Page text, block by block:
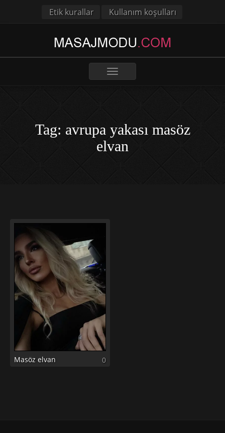
Etik kurallar Kullanım koşulları
Toggle
Tag: avrupa yakası masöz
elvan
Masöz elvan 0